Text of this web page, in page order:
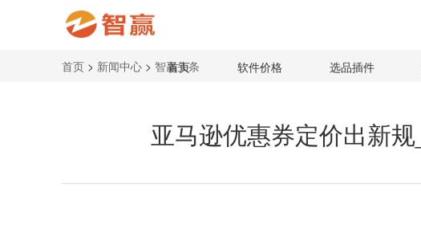
首页 软件价格 选品插件
首页 > 新闻中心 > 智赢头条
亚马逊优惠券定价出新